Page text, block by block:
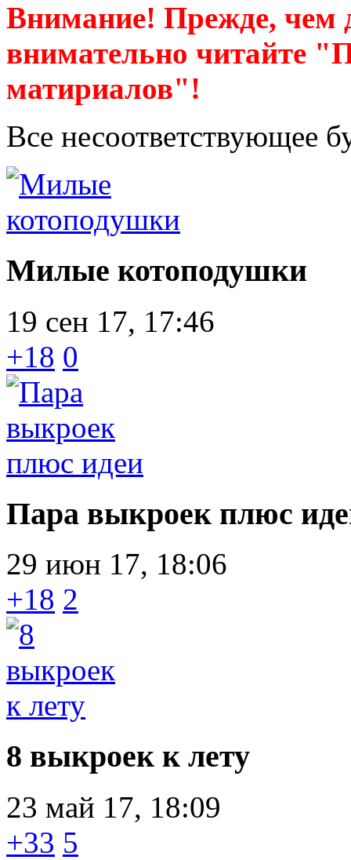
Внимание! Прежде, чем
внимательно читайте
матириалов"!
Все несоответствующее
Милые котоподушки
19 сен 17, 17:46
+18 0
Пара выкроек плюс
29 июн 17, 18:06
+18 2
8 выкроек к лету
23 май 17, 18:09
+33 5